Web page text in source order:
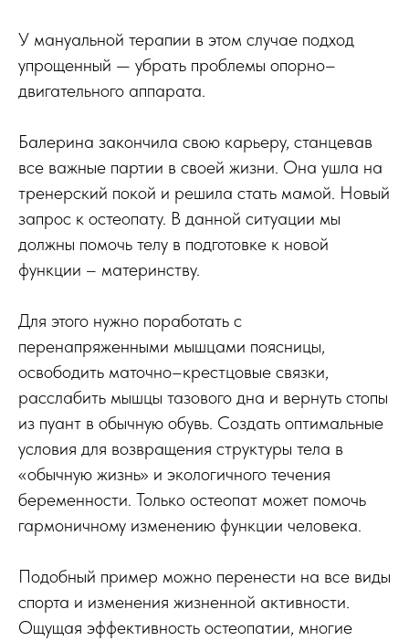
У мануальной терапии в этом случае подход
упрощенный — убрать проблемы опорно–
двигательного аппарата.
Балерина закончила свою карьеру, станцевав
все важные партии в своей жизни. Она ушла на
тренерский покой и решила стать мамой. Новый
запрос к остеопату. В данной ситуации мы
должны помочь телу в подготовке к новой
функции – материнству.
Для этого нужно поработать с
перенапряженными мышцами поясницы,
освободить маточно–крестцовые связки,
расслабить мышцы тазового дна и вернуть стопы
из пуант в обычную обувь. Создать оптимальные
условия для возвращения структуры тела в
«обычную жизнь» и экологичного течения
беременности. Только остеопат может помочь
гармоничному изменению функции человека.
Подобный пример можно перенести на все виды
спорта и изменения жизненной активности.
Ощущая эффективность остеопатии, многие